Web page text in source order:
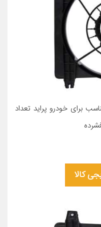
برای خودرو پراید تعداد
کالا